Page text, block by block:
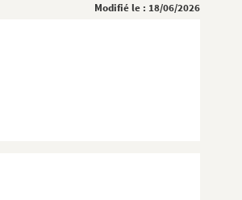
Modifié le : 18/06/2026